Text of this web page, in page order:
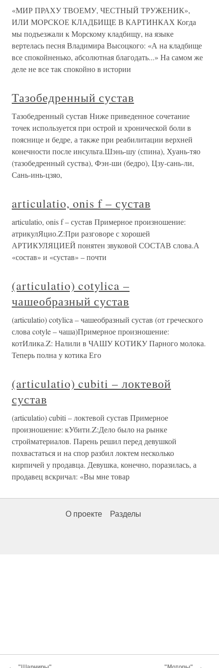
«МИР ПРАХУ ТВОЕМУ, ЧЕСТНЫЙ ТРУЖЕНИК»,
ИЛИ МОРСКОЕ КЛАДБИЩЕ В КАРТИНКАХ Когда
мы подъезжали к Морскому кладбищу, на языке
вертелась песня Владимира Высоцкого: «А на кладбище
все спокойненько, абсолютная благодать...» На самом же
деле не все так спокойно в истории
Тазобедренный сустав
Тазобедренный сустав Ниже приведенное сочетание
точек используется при острой и хронической боли в
пояснице и бедре, а также при реабилитации верхней
конечности после инсульта.Шэнь-шу (спина), Хуань-тяо
(тазобедренный суства), Фэн-ши (бедро), Цзу-сань-ли,
Сань-инь-цзяо,
articulatio, onis f – сустав
articulatio, onis f – сустав Примерное произношение:
атрикулЯцио.Z:При разговоре с хорошей
АРТИКУЛЯЦИЕЙ понятен звуковой СОСТАВ слова.А
«состав» и «сустав» – почти
(articulatio) cotylica –
чашеобразный сустав
(articulatio) cotylica – чашеобразный сустав (от греческого
слова cotyle – чаша)Примерное произношение:
котИлика.Z: Налили в ЧАШУ КОТИКУ Парного молока.
Теперь полна у котика Его
(articulatio) cubiti – локтевой
сустав
(articulatio) cubiti – локтевой сустав Примерное
произношение: кУбити.Z:Дело было на рынке
стройматериалов. Парень решил перед девушкой
похвастаться и на спор разбил локтем несколько
кирпичей у продавца. Девушка, конечно, поразилась, а
продавец вскричал: «Вы мне товар
О проекте Разделы